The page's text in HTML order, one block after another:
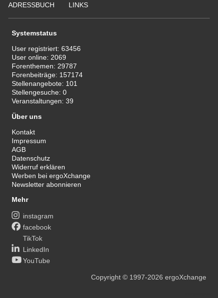
ADRESSBUCH
LINKS
Systemstatus
User registriert:63456
User online: 2069
Forenthemen: 29787
Forenbeiträge: 157174
Stellenangebote: 101
Stellengesuche:0
Veranstaltungen:39
Über uns
Kontakt
Impressum
AGB
Datenschutz
Widerruf erklären
Werben bei ergoXchange
Newsletter abonnieren
Mehr
instagram
facebook
TikTok
LinkedIn
YouTube
Copyright© 1997-2026 ergoXchange